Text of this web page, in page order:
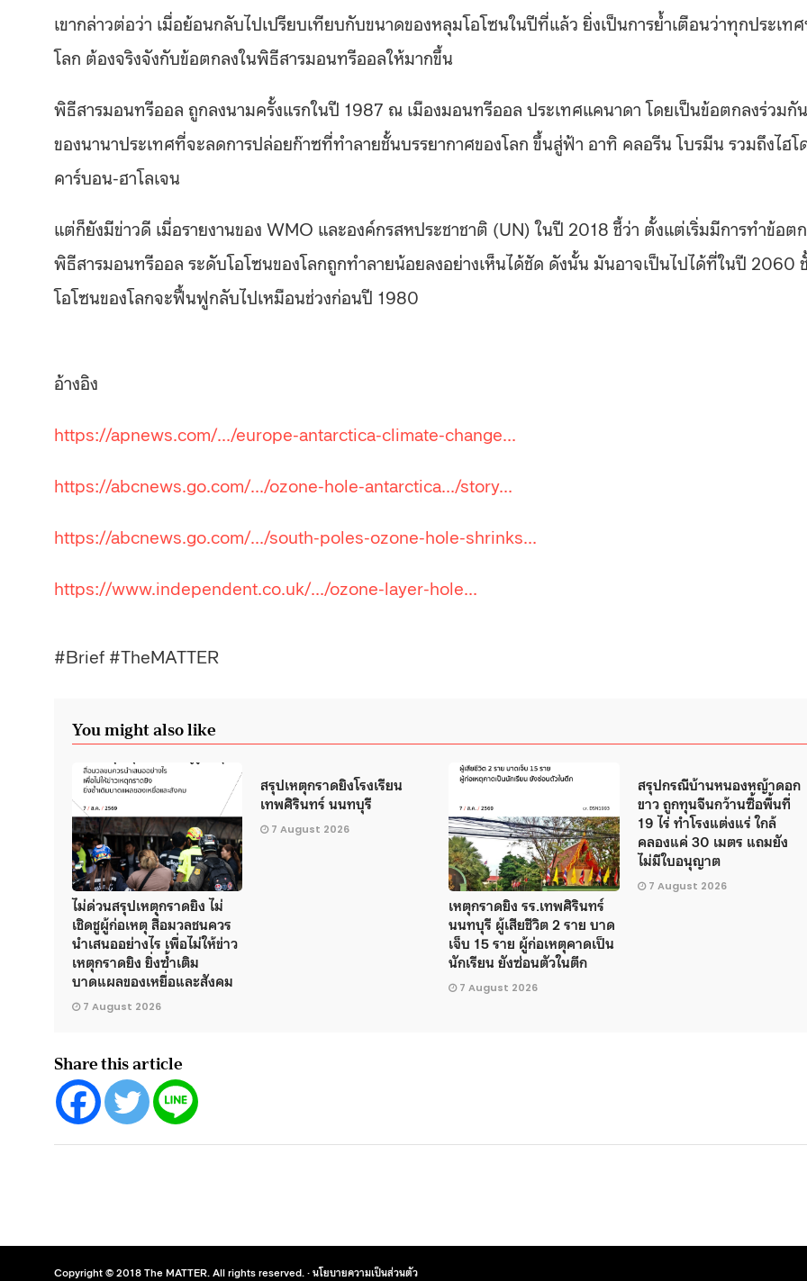
เขากล่าวต่อว่า เมื่อย้อนกลับไปเปรียบเทียบกับขนาดของหลุมโอโซนในปีที่แล้ว ยิ่งเป็นการย้ำเตือนว่าทุกประเท
โลก ต้องจริงจังกับข้อตกลงในพิธีสารมอนทรีออลให้มากขึ้น
พิธีสารมอนทรีออล ถูกลงนามครั้งแรกในปี 1987 ณ เมืองมอนทรีออล ประเทศแคนาดา โดยเป็นข้อตกลงร่วมกัน
ของนานาประเทศที่จะลดการปล่อยก๊าซที่ทำลายชั้นบรรยากาศของโลก ขึ้นสู่ฟ้า อาทิ คลอรีน โบรมีน รวมถึงไฮโ
คาร์บอน-ฮาโลเจน
แต่ก็ยังมีข่าวดี เมื่อรายงานของ WMO และองค์กรสหประชาชาติ (UN) ในปี 2018 ชี้ว่า ตั้งแต่เริ่มมีการทำข้อต
พิธีสารมอนทรีออล ระดับโอโซนของโลกถูกทำลายน้อยลงอย่างเห็นได้ชัด ดังนั้น มันอาจเป็นไปได้ที่ในปี 2060
โอโซนของโลกจะฟื้นฟูกลับไปเหมือนช่วงก่อนปี 1980
อ้างอิง
https://apnews.com/…/europe-antarctica-climate-change…
https://abcnews.go.com/…/ozone-hole-antarctica…/story…
https://abcnews.go.com/…/south-poles-ozone-hole-shrinks…
https://www.independent.co.uk/…/ozone-layer-hole…
#Brief #TheMATTER
You might also like
ไม่ด่วนสรุปเหตุกราดยิง ไม่
เชิดชูผู้ก่อเหตุ สื่อมวลชนควร
นำเสนออย่างไร เพื่อไม่ให้ข่าว
เหตุกราดยิง ยิ่งซ้ำเติม
บาดแผลของเหยื่อและสังคม
7 August 2026
สรุปเหตุกราดยิงโรงเรียน
เทพศิรินทร์ นนทบุรี
7 August 2026
เหตุกราดยิง รร.เทพศิรินทร์
นนทบุรี ผู้เสียชีวิต 2 ราย บาด
เจ็บ 15 ราย ผู้ก่อเหตุคาดเป็น
นักเรียน ยังซ่อนตัวในตึก
7 August 2026
สรุปกรณีบ้านหนองหญ้าดอก
ขาว ถูกทุนจีนกว้านซื้อพื้นที่
19 ไร่ ทำโรงแต่งแร่ ใกล้
คลองแค่ 30 เมตร แถมยัง
ไม่มีใบอนุญาต
7 August 2026
Share this article
Copyright © 2018 The MATTER. All rights reserved. ·นโยบายความเป็นส่วนตัว